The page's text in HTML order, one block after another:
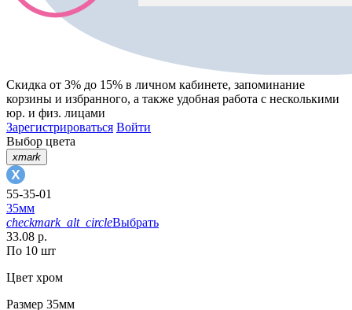
Скидка от 3% до 15% в личном кабинете, запоминание
корзины и избранного, а также удобная работа с несколькими
юр. и физ. лицами
Зарегистрироваться Войти
Выбор цвета
xmark
55-35-01
35мм
checkmark_alt_circleВыбрать
33.08 р.
По 10 шт
Цвет хром
Размер 35мм